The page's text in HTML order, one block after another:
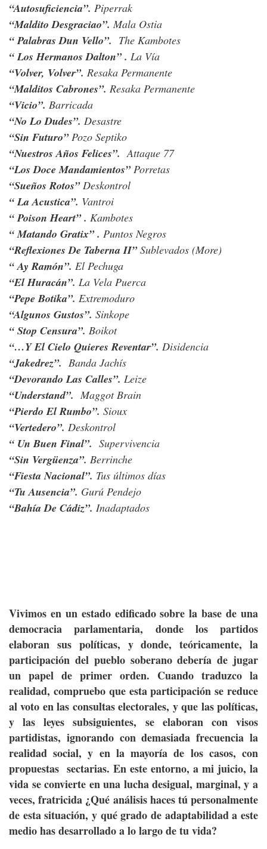
“Autosuficiencia”. Piperrak
“Maldito Desgraciao”. Mala Ostia
“ Palabras Dun Vello”. The Kambotes
“ Los Hermanos Dalton” . La Vía
“Volver, Volver”. Resaka Permanente
“Malditos Cabrones”. Resaka Permanente
“Vicio”. Barricada
“No Lo Dudes”. Desastre
“Sin Futuro”Pozo Septiko
“Nuestros Años Felices”.Attaque 77
“Los Doce Mandamientos”Porretas
“Sueños Rotos”Deskontrol
“ La Acustica”. Vantroi
“ Poison Heart” . Kambotes
“ Matando Gratix” . Puntos Negros
“Reflexiones De Taberna II”Sublevados (More)
“ Ay Ramón”. El Pechuga
“El Huracán”. La Vela Puerca
“Pepe Botika”. Extremoduro
“Algunos Gustos”. Sinkope
“ Stop Censura”. Boikot
“…Y El Cielo Quieres Reventar”. Disidencia
“Jakedrez”. Banda Jachís
“Devorando Las Calles”. Leize
“Understand”. Maggot Brain
“Pierdo El Rumbo”. Sioux
“Vertedero”. Deskontrol
“ Un Buen Final”. Supervivencia
“Sin Vergüenza”. Berrinche
“Fiesta Nacional”. Tus últimos días
“Tu Ausencia”. Gurú Pendejo
“Bahía De Cádiz”. Inadaptados
Vivimos en un estado edificado sobre la base de una
democracia parlamentaria, donde los partidos
elaboran sus políticas, y donde, teóricamente, la
participación del pueblo soberano debería de jugar
un papel de primer orden. Cuando traduzco la
realidad, compruebo que esta participación se reduce
al voto en las consultas electorales, y que las políticas,
y las leyes subsiguientes, se elaboran con visos
partidistas, ignorando con demasiada frecuencia la
realidad social, y en la mayoría de los casos, con
propuestas sectarias. En este entorno, a mi juicio, la
vida se convierte en una lucha desigual, marginal, y a
veces, fratricida ¿Qué análisis haces tú personalmente
de esta situación, y qué grado de adaptabilidad a este
medio has desarrollado a lo largo de tu vida?